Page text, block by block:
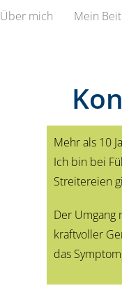
Über mich Mein
Mehr als 10
Ich bin bei
Streitereien
Der Umgang
kraftvoller
das